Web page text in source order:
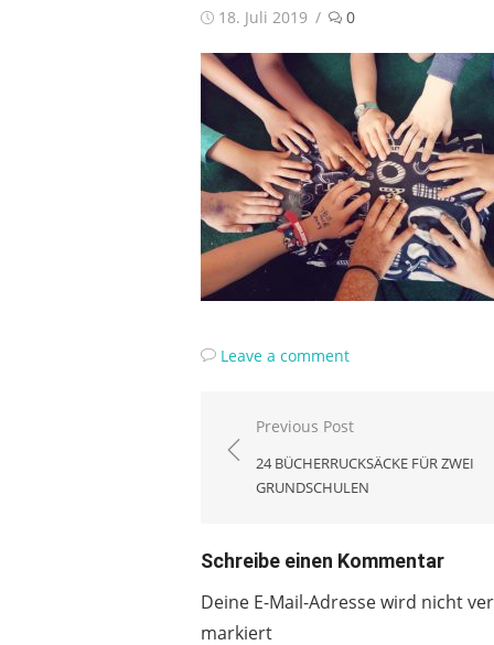
Posted
18. Juli 2019 0
Leave a comment
Beitragsnavigation
Previous Post
24 BÜCHERRUCKSÄCKE FÜR ZWEI
GRUNDSCHULEN
Schreibe einen Kommentar
Deine E-Mail-Adresse wird nicht
markiert